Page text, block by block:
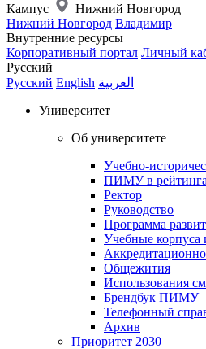
Кампус
Нижний Новгород
Нижний Новгород Владимир
Внутренние ресурсы
Корпоративный портал Личный
Русский
Русский English العربية
Университет
Об университете
Учебно-
ПИМУ в
Ректор
Руководство
Программа
Учебные корпуса
Общежития
Использования
Брендбук ПИМУ
Телефонный
Архив
Приоритет 2030